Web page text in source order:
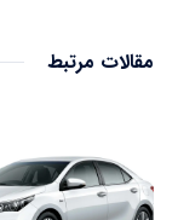
مقالات مرتبط